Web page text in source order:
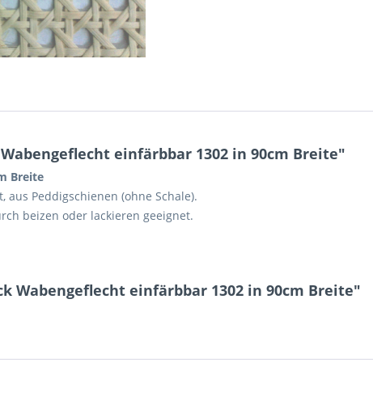
einfärbbar 1302 in 90cm Breite"
Breite
aus Peddigschienen (ohne Schale).
beizen oder lackieren geeignet.
Wabengeflecht einfärbbar 1302 in 90cm Breite"